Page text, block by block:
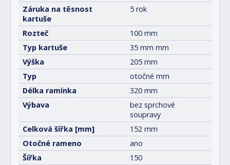
Záruka na těsnost
kartuše
5 rok
Rozteč
100 mm
Typ kartuše
35 mm mm
Výška
205 mm
Typ
otočné mm
Délka ramínka
320 mm
Výbava
bez sprchové
soupravy
Celková šířka [mm]
152 mm
Otočné rameno
ano
Šířka
150